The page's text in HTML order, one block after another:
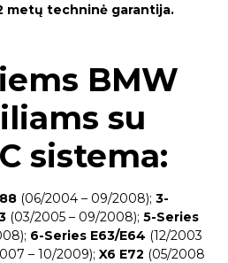
metų techninė garantija.
BMW
su
sistema:
(06/2004 – 09/2008); 3-
(03/2005 – 09/2008); 5-Series
6-Series E63/E64 (12/2003
– 10/2009); X6 E72 (05/2008